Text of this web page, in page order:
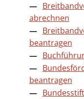
abrechnen
beantragen
beantragen